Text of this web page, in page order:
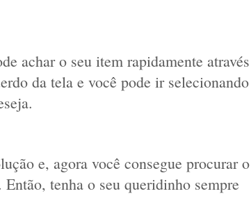
achar o seu item rapidamente através
da tela e você pode ir selecionando
e, agora você consegue procurar o
tenha o seu queridinho sempre